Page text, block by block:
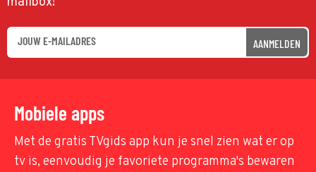
AANMELDEN
Mobiele apps
Met de gratis TVgids app kun je snel zien wat er op
tv is, eenvoudig je favoriete programma's bewaren